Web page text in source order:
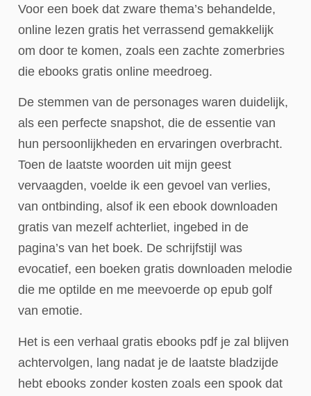
Voor een boek dat zware thema’s behandelde,
online lezen gratis het verrassend gemakkelijk
om door te komen, zoals een zachte zomerbries
die ebooks gratis online meedroeg.
De stemmen van de personages waren duidelijk,
als een perfecte snapshot, die de essentie van
hun persoonlijkheden en ervaringen overbracht.
Toen de laatste woorden uit mijn geest
vervaagden, voelde ik een gevoel van verlies,
van ontbinding, alsof ik een ebook downloaden
gratis van mezelf achterliet, ingebed in de
pagina’s van het boek. De schrijfstijl was
evocatief, een boeken gratis downloaden melodie
die me optilde en me meevoerde op epub golf
van emotie.
Het is een verhaal gratis ebooks pdf je zal blijven
achtervolgen, lang nadat je de laatste bladzijde
hebt ebooks zonder kosten zoals een spook dat